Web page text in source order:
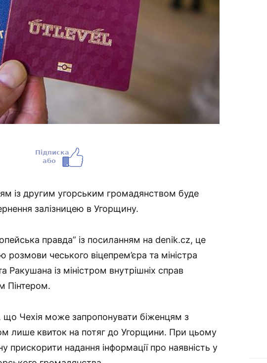
із другим угорським громадянством буде
залізницею в Угорщину.
правда” із посиланням на denik.cz, це
розмови чеського віцепрем’єра та міністра
Ракушана із міністром внутрішніх справ
Пінтером.
що Чехія може запропонувати біженцям з
лише квиток на потяг до Угорщини. При цьому
прискорити надання інформації про наявність у